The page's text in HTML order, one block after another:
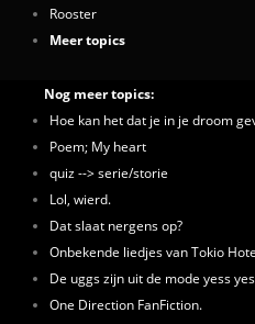
Rooster
Meer topics
Nog meer topics:
Hoe kan het dat je in je droom
Poem; My heart
quiz --> serie/storie
Lol, wierd.
Dat slaat nergens op?
Onbekende liedjes van Tokio
De uggs zijn uit de mode yess
One Direction FanFiction.